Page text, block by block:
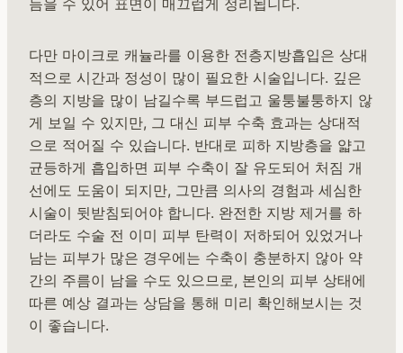
다만 마이크로 캐뉼라를 이용한 전층지방흡입은 상대
적으로 시간과 정성이 많이 필요한 시술입니다. 깊은
층의 지방을 많이 남길수록 부드럽고 울퉁불퉁하지 않
게 보일 수 있지만, 그 대신 피부 수축 효과는 상대적
으로 적어질 수 있습니다. 반대로 피하 지방층을 얇고
균등하게 흡입하면 피부 수축이 잘 유도되어 처짐 개
선에도 도움이 되지만, 그만큼 의사의 경험과 세심한
시술이 뒷받침되어야 합니다. 완전한 지방 제거를 하
더라도 수술 전 이미 피부 탄력이 저하되어 있었거나
남는 피부가 많은 경우에는 수축이 충분하지 않아 약
간의 주름이 남을 수도 있으므로, 본인의 피부 상태에
따른 예상 결과는 상담을 통해 미리 확인해보시는 것
이 좋습니다.